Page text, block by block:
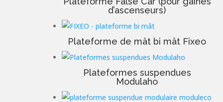
d’ascenseurs)
Plateforme de mât bi mât Fixeo
Plateformes suspendues
Modulaho